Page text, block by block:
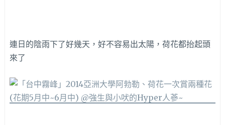
連日的陰雨下了好幾天，好不容易出太陽，荷花都抬起頭
來了